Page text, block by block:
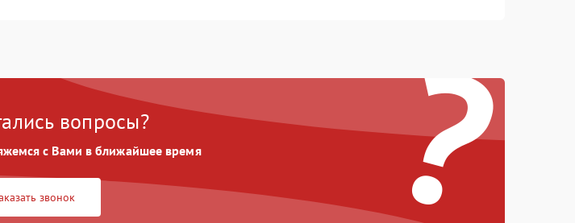
от
60 мин Подробнее →
60 мин Подробнее →
от 60 мин 1000 ₽ Подробнее →
?
вопросы?
с Вами в ближайшее время
звонок